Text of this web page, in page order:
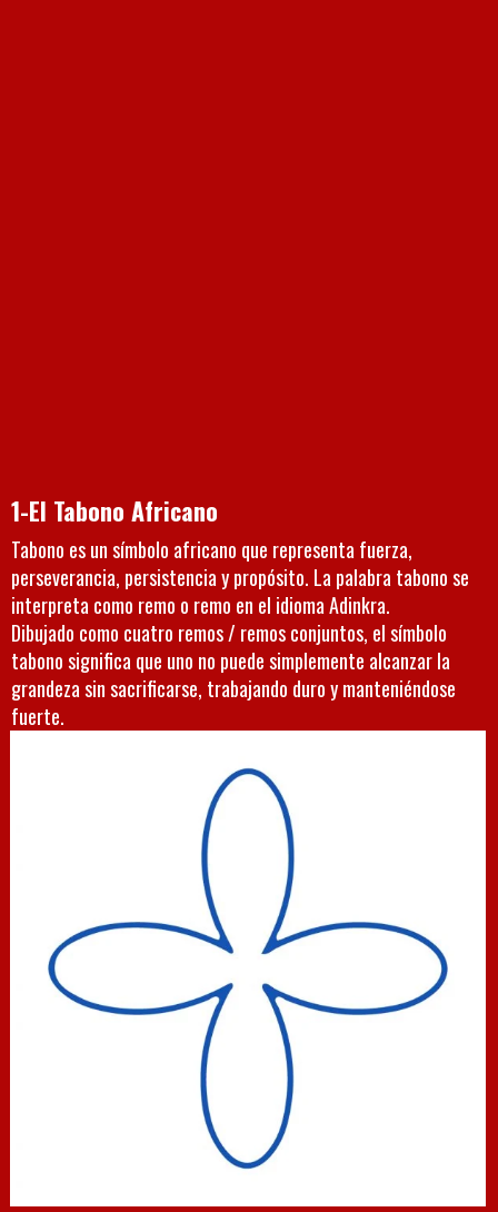
1-El Tabono Africano
Tabono es un símbolo africano que representa fuerza,
perseverancia, persistencia y propósito. La palabra tabono se
interpreta como remo o remo en el idioma Adinkra.
Dibujado como cuatro remos / remos conjuntos, el símbolo
tabono significa que uno no puede simplemente alcanzar la
grandeza sin sacrificarse, trabajando duro y manteniéndose
fuerte.